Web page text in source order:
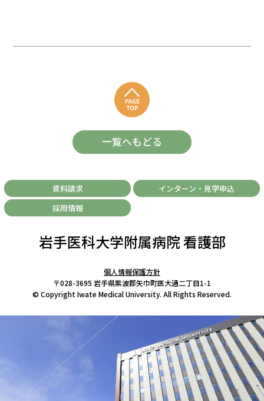
一覧へもどる
資料請求
インターン・見学申込
採用情報
岩手医科大学附属病院 看護部
個人情報保護方針
〒028-3695 岩手県紫波郡矢巾町医大通二丁目1-1
© Copyright Iwate Medical University. All Rights Reserved.